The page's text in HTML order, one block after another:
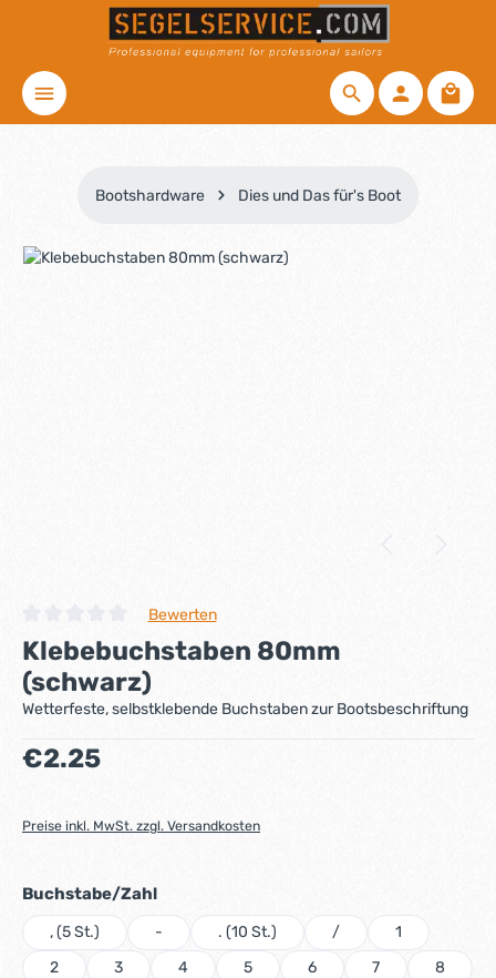
Zum Hauptinhalt springen
Bootshardware Dies und Das für's Boot
Bildergalerie überspringen
Durchschnittliche Bewertung von 0 von 5 Sternen
Bewerten
Klebebuchstaben 80mm
(schwarz)
Wetterfeste, selbstklebende Buchstaben zur Bootsbeschriftung
Regulärer Preis:
€2.25
Preise inkl. MwSt. zzgl. Versandkosten
Buchstabe/Zahlauswählen
, (5 St.) - . (10 St.) /
1
2
3 4 5 6 7
8